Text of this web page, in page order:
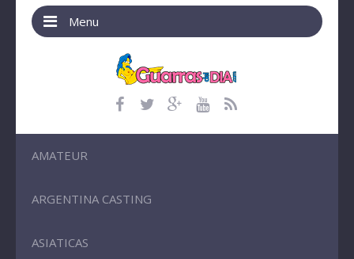
Menu
AMATEUR
ARGENTINA CASTING
ASIATICAS